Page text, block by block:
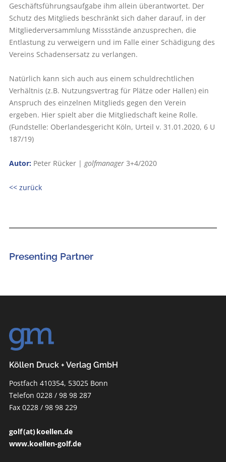
Geschäftsführungsaufgabe ihm allein überantwortet. Der
Schutz des Mitglieds beschränkt sich daher darauf, in der
Mitgliederversammlung Missstände anzusprechen, die
Entlastung zu verweigern und im Falle einer Schädigung des
Vereins Schadensersatz zu verlangen.
Natürlich kann sich auch aus einem schuldrechtlichen
Verhältnis (z.B. Nutzungsvertrag für Plätze oder Hallen) ein
Anspruch des einzelnen Mitglieds gegen den Verein
ergeben. Hier spielt aber die Mitgliedschaft keine Rolle.
(Fundstelle: Oberlandesgericht Köln, Urteil v. 31.01.2020, 6 U
187/19)
Autor:Peter Rücker | golfmanager3+4/2020
<< zurück
Presenting Partner
Köllen Druck + Verlag GmbH
Postfach 410354, 53025 Bonn
Telefon 0228 / 98 98 287
Fax 0228 / 98 98 229
golf (at) koellen.de
www.koellen-golf.de